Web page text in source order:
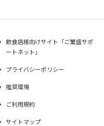
飲食店様向けサイト「ご繁盛サポ
ートネット」
プライバシーポリシー
推奨環境
ご利用規約
サイトマップ